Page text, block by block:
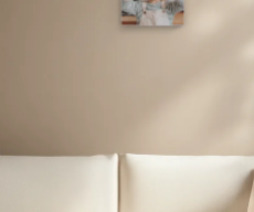
Unsere Geschenke
4,7 bei Google Reviews
Mit Liebe gemacht, im
Erstelle etwas Einzigartiges
ihrem Namen, deinem Foto